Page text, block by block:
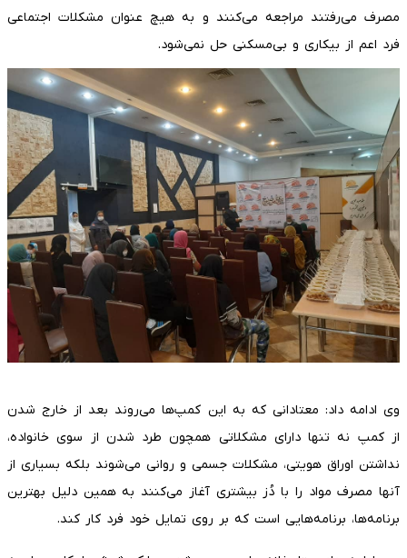
مصرف می‌رفتند مراجعه می‌کنند و به هیچ عنوان مشکلات اجتماعی
فرد اعم از بیکاری و بی‌مسکنی حل نمی‌شود.
وی ادامه داد: معتادانی که به این کمپ‌ها می‌روند بعد از خارج شدن
از کمپ نه تنها دارای مشکلاتی همچون طرد شدن از سوی خانواده،
نداشتن اوراق هویتی، مشکلات جسمی و روانی می‌شوند بلکه بسیاری از
آنها مصرف مواد را با دُز بیشتری آغاز می‌کنند به همین دلیل بهترین
برنامه‌ها، برنامه‌هایی است که بر روی تمایل خود فرد کار کند.